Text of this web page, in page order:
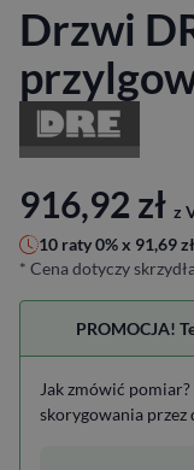
Drzwi
916,92 zł z
10 raty 0% x 91,69zł
* Cena dotyczy
PROMOCJA!
Jak zmówić
skorygowania przez